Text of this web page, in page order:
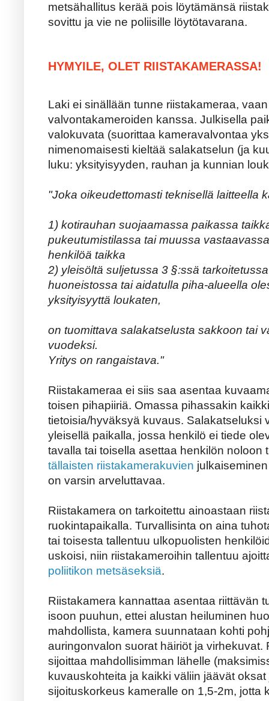
metsähallitus kerää pois löytämänsä
sovittu ja vie ne poliisille löytötavarana.
HYMYILE, OLET RIISTAKAMERASSA!
Laki ei sinällään tunne riistakameraa,
valvontakameroiden kanssa. Julkisella
valokuvata (suorittaa kameravalvontaa
nimenomaisesti kieltää salakatselun (ja
luku: yksityisyyden, rauhan ja kunnian
"Joka oikeudettomasti teknisellä laitteella
1) kotirauhan suojaamassa paikassa
pukeutumistilassa tai muussa
henkilöä taikka
2) yleisöltä suljetussa 3 §:ssä
huoneistossa tai aidatulla piha-alueella
yksityisyyttä loukaten,
on tuomittava salakatselusta sakkoon tai
vuodeksi.
Yritys on rangaistava."
Riistakameraa ei siis saa asentaa
toisen pihapiiriä. Omassa pihassakin
tietoisia/hyväksyä kuvaus. Salakatseluksi
yleisellä paikalla, jossa henkilö ei tiede
tavalla tai toisella asettaa henkilön
tällaisten riistakamerakuvien
on varsin arveluttavaa.
Riistakamera on tarkoitettu ainoastaan
ruokintapaikalla. Turvallisinta on aina
tai toisesta tallentuu ulkopuolisten
uskoisi, niin riistakameroihin tallentuu
poliitikon metsäseksiä.
Riistakamera kannattaa asentaa riittävän
isoon puuhun, ettei alustan heiluminen
mahdollista, kamera suunnataan kohti
auringonvalon suorat häiriöt ja virhekuvat.
sijoittaa mahdollisimman lähelle
kuvauskohteita ja kaikki väliin jäävät
sijoituskorkeus kameralle on 1,5-2m, jotta